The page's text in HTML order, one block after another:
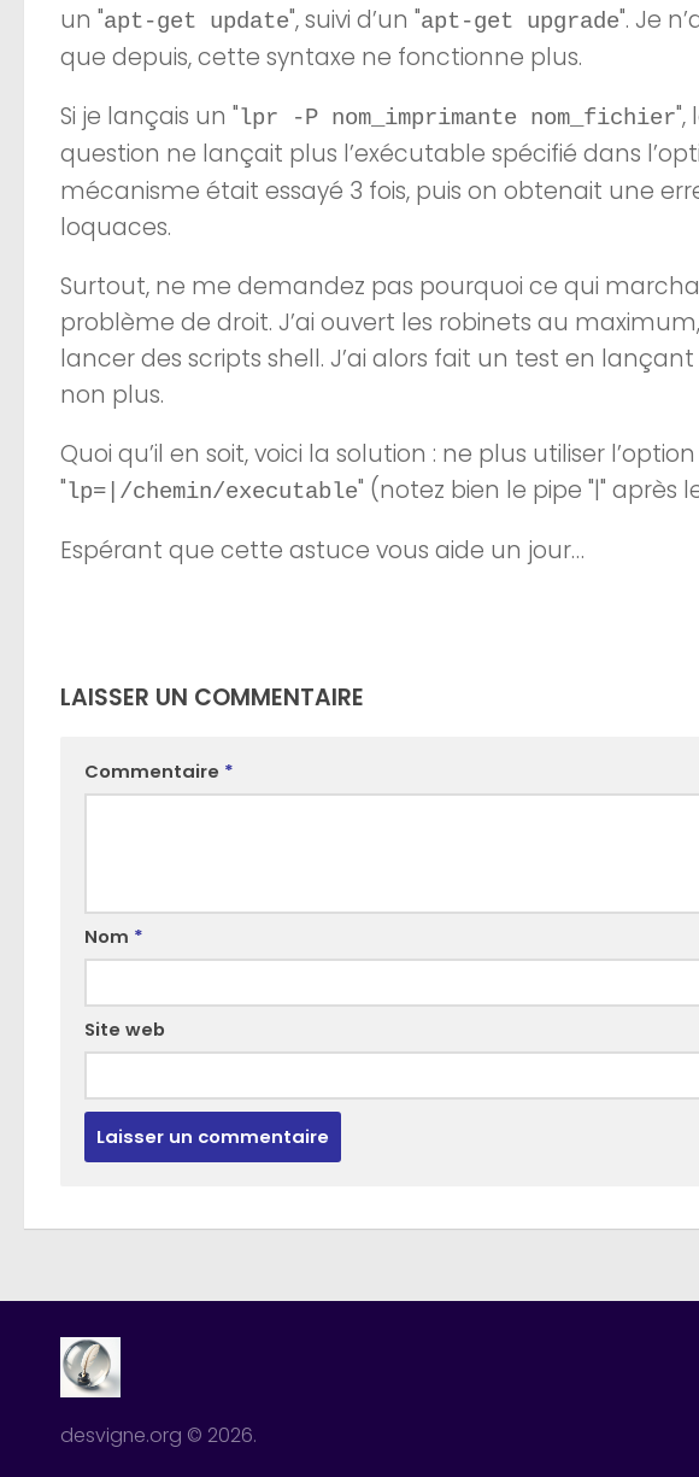
un "apt-get update", suivi d’un "apt-get upgrade". Je
que depuis, cette syntaxe ne fonctionne plus.
Si je lançais un "lpr -P nom_imprimante nom_fichier",
question ne lançait plus l’exécutable spécifié dans
mécanisme était essayé 3 fois, puis on obtenait une
loquaces.
Surtout, ne me demandez pas pourquoi ce qui
problème de droit. J’ai ouvert les robinets au
lancer des scripts shell. J’ai alors fait un test en
non plus.
Quoi qu’il en soit, voici la solution : ne plus utiliser
"lp=|/chemin/executable" (notez bien le pipe "|" après
Espérant que cette astuce vous aide un jour…
LAISSER UN COMMENTAIRE
Commentaire *
Nom *
Site web
desvigne.org © 2026.